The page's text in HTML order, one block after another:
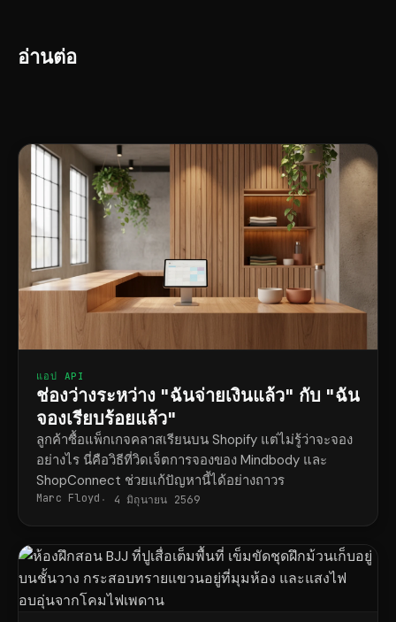
อ่านต่อ
แอป API
ช่องว่างระหว่าง "ฉันจ่ายเงินแล้ว" กับ "ฉัน
จองเรียบร้อยแล้ว"
ลูกค้าซื้อแพ็กเกจคลาสเรียนบน Shopify แต่ไม่รู้ว่าจะจอง
อย่างไร นี่คือวิธีที่วิดเจ็ตการจองของ Mindbody และ
ShopConnect ช่วยแก้ปัญหานี้ได้อย่างถาวร
Marc Floyd 4 มิถุนายน 2569